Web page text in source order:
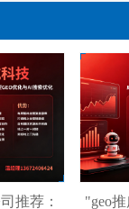
推荐：
"geo